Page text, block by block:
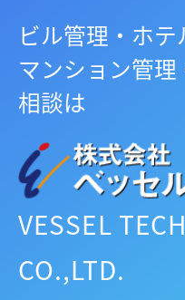
ビル管理・ホテ
マンション管
相談は
VESSEL
CO.,LTD.